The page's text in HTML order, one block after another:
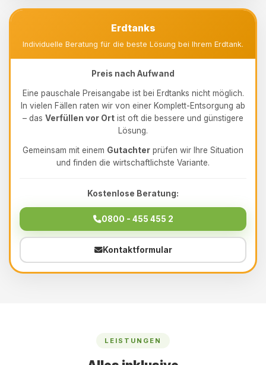
Erdtanks
Individuelle Beratung für die beste Lösung bei Ihrem Erdtank.
Preis nach Aufwand
Eine pauschale Preisangabe ist bei Erdtanks nicht möglich.
In vielen Fällen raten wir von einer Komplett-Entsorgung ab
– das Verfüllen vor Ort ist oft die bessere und günstigere
Lösung.
Gemeinsam mit einem Gutachter prüfen wir Ihre Situation
und finden die wirtschaftlichste Variante.
Kostenlose Beratung:
0800 - 455 455 2
Kontaktformular
LEISTUNGEN